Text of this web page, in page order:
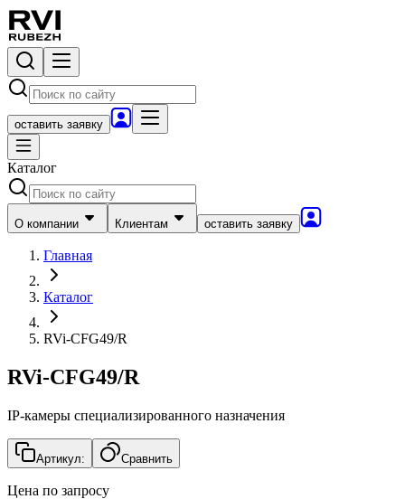
оставить заявку
Каталог
О компании Клиентам оставить заявку
Главная
Каталог
RVi-CFG49/R
RVi-CFG49/R
IP-камеры специализированного назначения
Артикул: Сравнить
Цена по запросу